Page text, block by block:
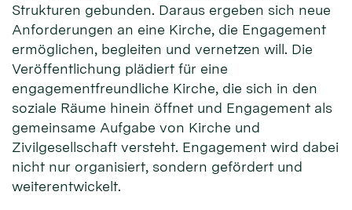
Strukturen gebunden. Daraus ergeben sich neue
Anforderungen an eine Kirche, die Engagement
ermöglichen, begleiten und vernetzen will. Die
Veröffentlichung plädiert für eine
engagementfreundliche Kirche, die sich in den
soziale Räume hinein öffnet und Engagement als
gemeinsame Aufgabe von Kirche und
Zivilgesellschaft versteht. Engagement wird dabei
nicht nur organisiert, sondern gefördert und
weiterentwickelt.